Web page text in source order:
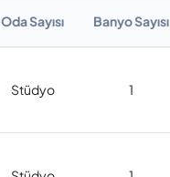
Oda Sayısı Banyo Sayısı
Stüdyo 1